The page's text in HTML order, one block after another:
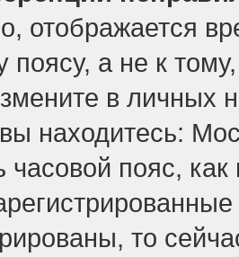
отображается
поясу, а не к
в личных
находитесь:
часовой пояс,
то